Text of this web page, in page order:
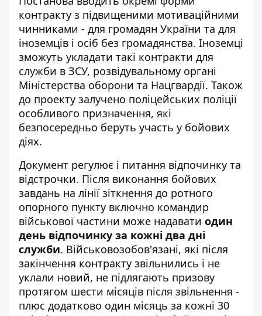
контракту з підвищеними мотиваційними
чинниками - для громадян України та для
іноземців і осіб без громадянства. Іноземці
зможуть укладати такі контракти для
служби в ЗСУ, розвідувальному органі
Міністерства оборони та Нацгвардії. Також
до проекту залучено поліцейських поліції
особливого призначення, які
безпосередньо беруть участь у бойових
діях.
Документ регулює і питання відпочинку та
відстрочки. Після виконання бойових
завдань на лінії зіткнення до ротного
опорного пункту включно командир
військової частини може надавати один
день відпочинку за кожні два дні
служби. Військовозобов'язані, які після
закінчення контракту звільнились і не
уклали новий, не підлягають призову
протягом шести місяців після звільнення -
плюс додатково один місяць за кожні 30